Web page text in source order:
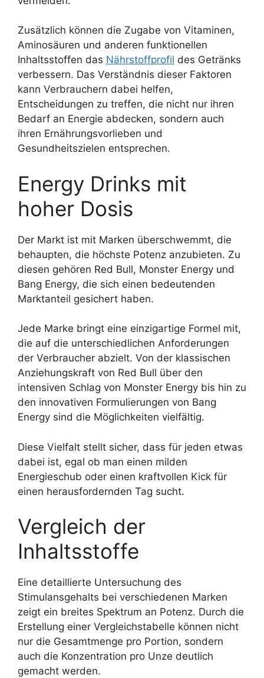
Zusätzlich können die Zugabe von Vitaminen,
Aminosäuren und anderen funktionellen
Inhaltsstoffen das Nährstoffprofil des Getränks
verbessern. Das Verständnis dieser Faktoren
kann Verbrauchern dabei helfen,
Entscheidungen zu treffen, die nicht nur ihren
Bedarf an Energie abdecken, sondern auch
ihren Ernährungsvorlieben und
Gesundheitszielen entsprechen.
Energy Drinks mit
hoher Dosis
Der Markt ist mit Marken überschwemmt, die
behaupten, die höchste Potenz anzubieten. Zu
diesen gehören Red Bull, Monster Energy und
Bang Energy, die sich einen bedeutenden
Marktanteil gesichert haben.
Jede Marke bringt eine einzigartige Formel mit,
die auf die unterschiedlichen Anforderungen
der Verbraucher abzielt. Von der klassischen
Anziehungskraft von Red Bull über den
intensiven Schlag von Monster Energy bis hin zu
den innovativen Formulierungen von Bang
Energy sind die Möglichkeiten vielfältig.
Diese Vielfalt stellt sicher, dass für jeden etwas
dabei ist, egal ob man einen milden
Energieschub oder einen kraftvollen Kick für
einen herausfordernden Tag sucht.
Vergleich der
Inhaltsstoffe
Eine detaillierte Untersuchung des
Stimulansgehalts bei verschiedenen Marken
zeigt ein breites Spektrum an Potenz. Durch die
Erstellung einer Vergleichstabelle können nicht
nur die Gesamtmenge pro Portion, sondern
auch die Konzentration pro Unze deutlich
gemacht werden.